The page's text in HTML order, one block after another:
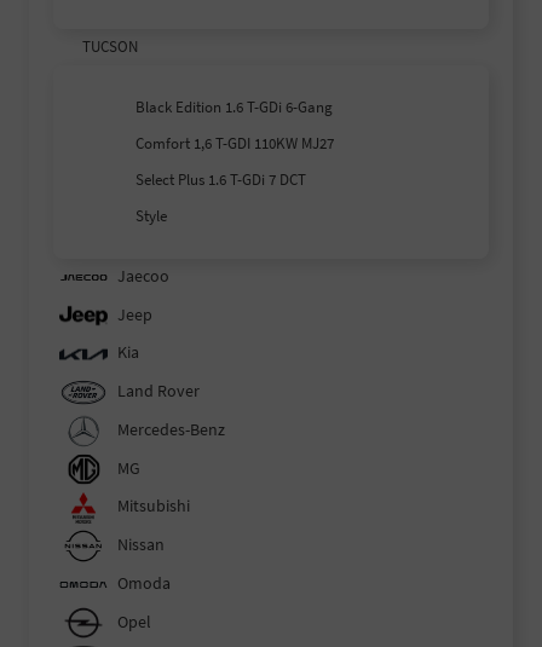
TUCSON
Black Edition 1.6 T-GDi 6-Gang
Comfort 1,6 T-GDI 110KW MJ27
Select Plus 1.6 T-GDi 7 DCT
Style
Jaecoo
Jeep
Kia
Land Rover
Mercedes-Benz
MG
Mitsubishi
Nissan
Omoda
Opel